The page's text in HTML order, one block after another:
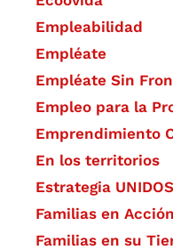
Empleabilidad
Empléate
Empléate Sin
Empleo para la
Emprendimiento
En los territorios
Estrategia UNIDOS
Familias en Acción
Familias en su